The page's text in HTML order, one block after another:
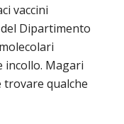
vaccini
Dipartimento
incollo. Magari
qualche